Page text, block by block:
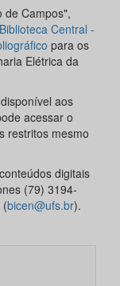
de Campos",
Biblioteca Central -
para os
Elétrica da
disponível aos
acessar o
restritos mesmo
digitais
(79) 3194-
(bicen@ufs.br).